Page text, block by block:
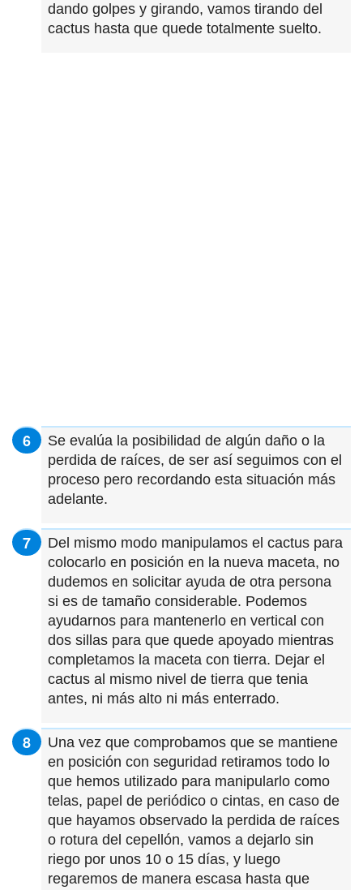
dando golpes y girando, vamos tirando del
cactus hasta que quede totalmente suelto.
Se evalúa la posibilidad de algún daño o la
perdida de raíces, de ser así seguimos con el
proceso pero recordando esta situación más
adelante.
Del mismo modo manipulamos el cactus para
colocarlo en posición en la nueva maceta, no
dudemos en solicitar ayuda de otra persona
si es de tamaño considerable. Podemos
ayudarnos para mantenerlo en vertical con
dos sillas para que quede apoyado mientras
completamos la maceta con tierra. Dejar el
cactus al mismo nivel de tierra que tenia
antes, ni más alto ni más enterrado.
Una vez que comprobamos que se mantiene
en posición con seguridad retiramos todo lo
que hemos utilizado para manipularlo como
telas, papel de periódico o cintas, en caso de
que hayamos observado la perdida de raíces
o rotura del cepellón, vamos a dejarlo sin
riego por unos 10 o 15 días, y luego
regaremos de manera escasa hasta que